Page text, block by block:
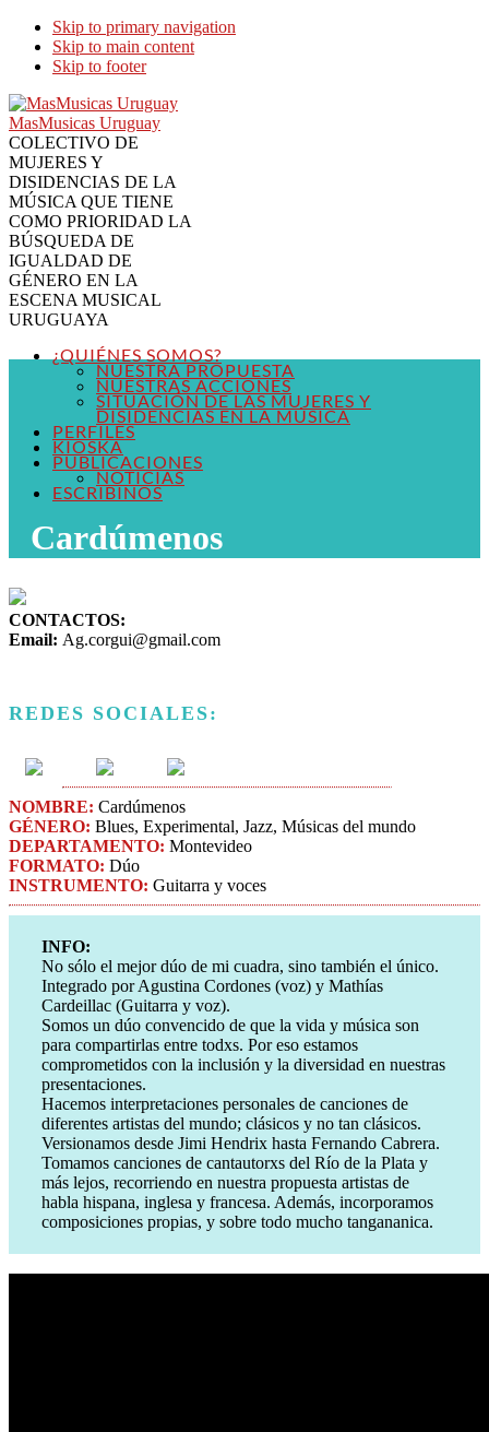
Skip to primary navigation
Skip to main content
Skip to footer
MasMusicas Uruguay
COLECTIVO DE
MUJERES Y
DISIDENCIAS DE LA
MÚSICA QUE TIENE
COMO PRIORIDAD LA
BÚSQUEDA DE
IGUALDAD DE
GÉNERO EN LA
ESCENA MUSICAL
URUGUAYA
¿QUIÉNES SOMOS?
NUESTRA PROPUESTA
NUESTRAS ACCIONES
SITUACIÓN DE LAS MUJERES Y
DISIDENCIAS EN LA MÚSICA
PERFILES
KIOSKA
PUBLICACIONES
NOTICIAS
ESCRIBINOS
Cardúmenos
CONTACTOS:
Email: Ag.corgui@gmail.com
REDES SOCIALES:
NOMBRE: Cardúmenos
GÉNERO: Blues, Experimental, Jazz​, Músicas del mundo
DEPARTAMENTO: Montevideo
FORMATO: Dúo
INSTRUMENTO: Guitarra y voces
INFO:
No sólo el mejor dúo de mi cuadra, sino también el único.
Integrado por Agustina Cordones (voz) y Mathías
Cardeillac (Guitarra y voz).
Somos un dúo convencido de que la vida y música son
para compartirlas entre todxs. Por eso estamos
comprometidos con la inclusión y la diversidad en nuestras
presentaciones.
Hacemos interpretaciones personales de canciones de
diferentes artistas del mundo; clásicos y no tan clásicos.
Versionamos desde Jimi Hendrix hasta Fernando Cabrera.
Tomamos canciones de cantautorxs del Río de la Plata y
más lejos, recorriendo en nuestra propuesta artistas de
habla hispana, inglesa y francesa. Además, incorporamos
composiciones propias, y sobre todo mucho tangananica.